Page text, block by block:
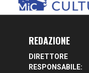
REDAZIONE
DIRETTORE
RESPONSABILE: